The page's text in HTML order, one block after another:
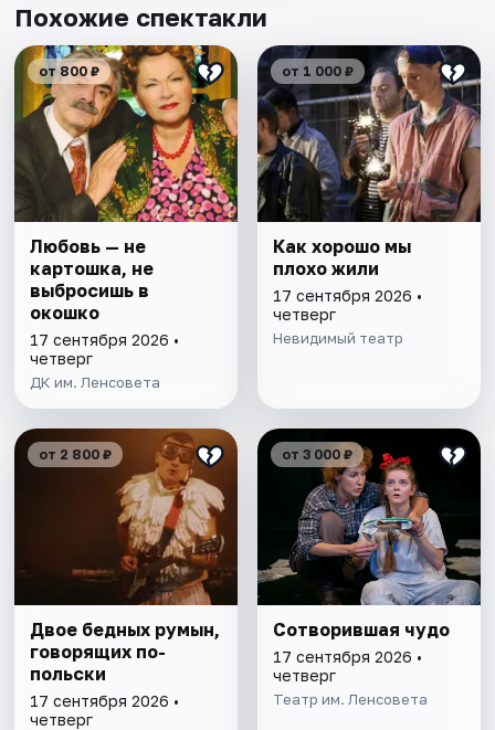
Похожие спектакли
от 800 ₽
Любовь — не
картошка, не
выбросишь в
окошко
17 сентября 2026 •
четверг
ДК им. Ленсовета
от 1 000 ₽
Как хорошо мы
плохо жили
17 сентября 2026 •
четверг
Невидимый театр
от 2 800 ₽
Двое бедных румын,
говорящих по-
польски
17 сентября 2026 •
четверг
от 3 000 ₽
Сотворившая чудо
17 сентября 2026 •
четверг
Театр им. Ленсовета